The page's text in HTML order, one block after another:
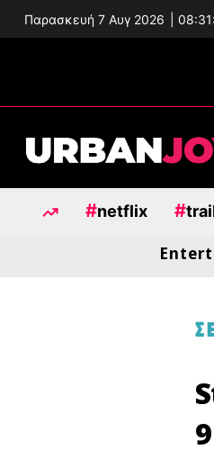
Παρασκευή 7 Αυγ 2026
Μεταπηδήστε
στο
περιεχόμενο
#netflix #
9